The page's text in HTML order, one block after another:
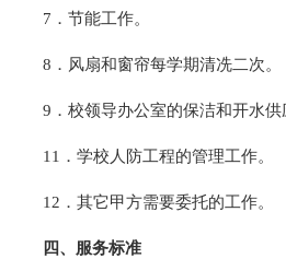
7．节能工作。
8．风扇和窗帘每学期清冼二次。
9．校领导办公室的保洁和开水供
11．学校人防工程的管理工作。
12．其它甲方需要委托的工作。
四、服务标准